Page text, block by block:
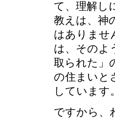
て、理解し
教えは、神
はありませ
は、そのよ
取られた」
の住まいと
しています
ですから、